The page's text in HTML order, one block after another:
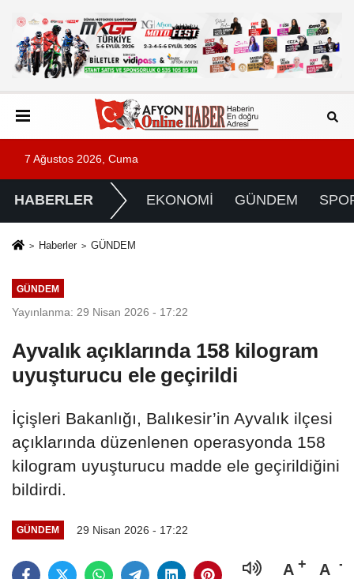
7 Ağustos 2026, Cuma
HABERLER EKONOMİ GÜNDEM
Haberler GÜNDEM
GÜNDEM
Yayınlanma: 29 Nisan 2026 - 17:22
Ayvalık açıklarında 158 kilogram
uyuşturucu ele geçirildi
İçişleri Bakanlığı, Balıkesir’in Ayvalık ilçesi
açıklarında düzenlenen operasyonda 158
kilogram uyuşturucu madde ele geçirildiğini
bildirdi.
GÜNDEM 29 Nisan 2026 - 17:22
A A